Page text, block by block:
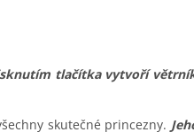
tlačítka vytvoří
skutečné princezny.